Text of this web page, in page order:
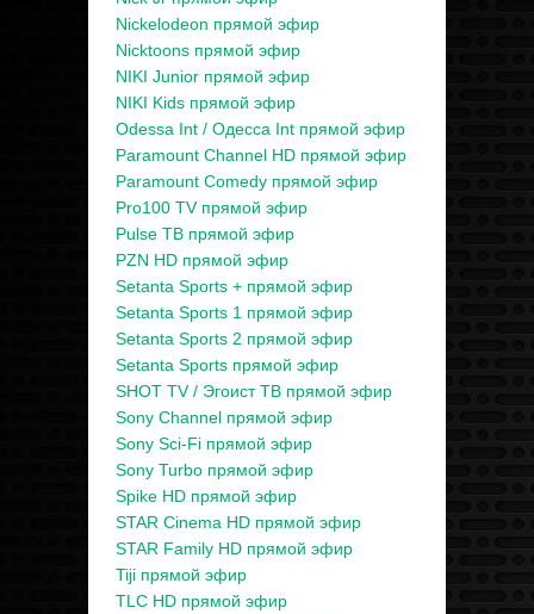
Nickelodeon прямой эфир
Nicktoons прямой эфир
NIKI Junior прямой эфир
NIKI Kids прямой эфир
Odessa Int / Одесса Int прямой эфир
Paramount Channel HD прямой эфир
Paramount Comedy прямой эфир
Pro100 TV прямой эфир
Pulse ТВ прямой эфир
PZN HD прямой эфир
Setanta Sports + прямой эфир
Setanta Sports 1 прямой эфир
Setanta Sports 2 прямой эфир
Setanta Sports прямой эфир
SHOT TV / Эгоист ТВ прямой эфир
Sony Channel прямой эфир
Sony Sci-Fi прямой эфир
Sony Turbo прямой эфир
Spike HD прямой эфир
STAR Cinema HD прямой эфир
STAR Family HD прямой эфир
Tiji прямой эфир
TLC HD прямой эфир